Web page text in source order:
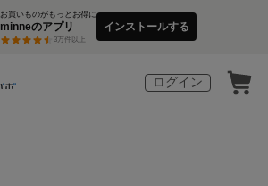
お買いものがもっとお得に
minneのアプリ
3万件以上
インストールする
ログイン